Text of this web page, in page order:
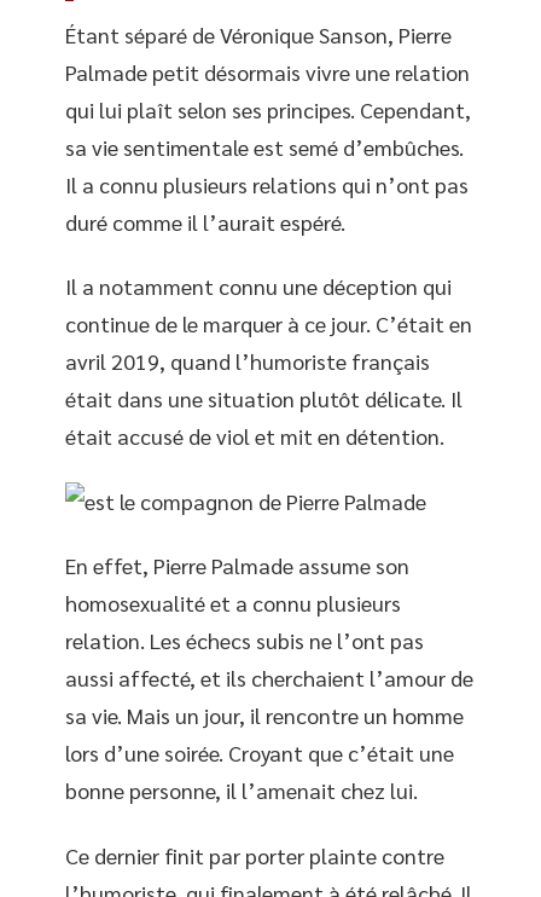
Étant séparé de Véronique Sanson, Pierre
Palmade petit désormais vivre une relation
qui lui plaît selon ses principes. Cependant,
sa vie sentimentale est semé d’embûches.
Il a connu plusieurs relations qui n’ont pas
duré comme il l’aurait espéré.
Il a notamment connu une déception qui
continue de le marquer à ce jour. C’était en
avril 2019, quand l’humoriste français
était dans une situation plutôt délicate. Il
était accusé de viol et mit en détention.
En effet, Pierre Palmade assume son
homosexualité et a connu plusieurs
relation. Les échecs subis ne l’ont pas
aussi affecté, et ils cherchaient l’amour de
sa vie. Mais un jour, il rencontre un homme
lors d’une soirée. Croyant que c’était une
bonne personne, il l’amenait chez lui.
Ce dernier finit par porter plainte contre